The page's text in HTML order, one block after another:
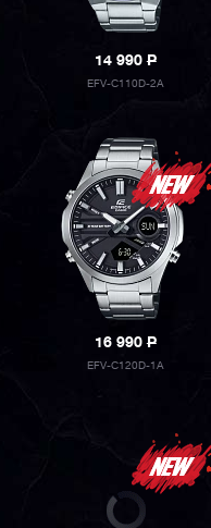
14 990P
EFV-C110D-2A
16 990P
EFV-C120D-1A